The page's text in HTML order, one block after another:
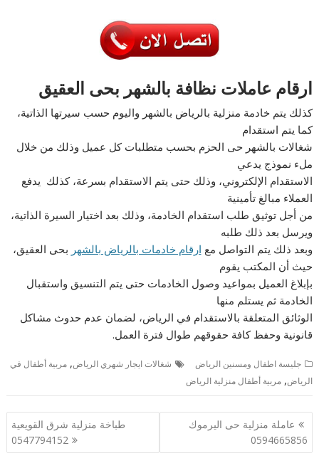
ارقام عاملات نظافة بالشهر بحى العقيق
كذلك يتم خادمة منزلية بالرياض بالشهر واليوم حسب سيرتها الذاتية،
كما يتم استقدام
شغالات بالشهر حى الحزم بحسب متطلبات كل عميل وذلك من خلال
ملء نموذج يدعي
الاستقدام الإلكتروني، وذلك حتى يتم الاستقدام بسرعة، كذلك يدفع
العملاء مبالغ تأمينية
من أجل توثيق طلب استقدام الخادمة، وذلك بعد اختيار السيرة الذاتية،
ويرسل بعد ذلك طلبه
وبعد ذلك يتم التواصل مع ارقام خادمات بالرياض بالشهر بحى العقيق،
حيث أن المكتب يقوم
بإبلاغ العميل بمواعيد وصول الخادمات حتى يتم التنسيق واستقبال
الخادمة ثم يستلم منها
الوثائق المتعلقة بالاستقدام في الرياض، لضمان عدم حدوث مشاكل
قانونية وحفظ كافة حقوقهم طوال فترة العمل.
جليسة اطفال ومسنين الرياض شغالات ايجار شهري الرياض,مربية أطفال في
الرياض,مربية أطفال منزلية الرياض
تصفّح
المقالات
عاملة منزلية حى اليرموك
0594665856
طباخة منزلية شرق القويعية
0547794152